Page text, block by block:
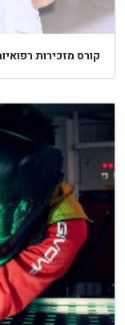
מזכירות רפואיות